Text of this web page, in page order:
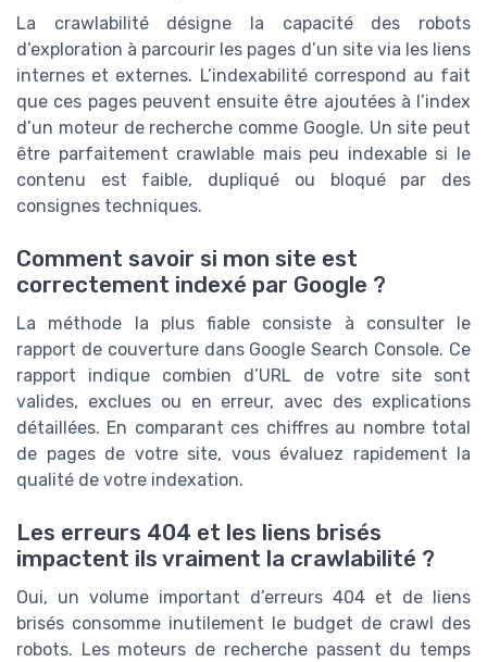
La crawlabilité désigne la capacité des robots
d’exploration à parcourir les pages d’un site via les liens
internes et externes. L’indexabilité correspond au fait
que ces pages peuvent ensuite être ajoutées à l’index
d’un moteur de recherche comme Google. Un site peut
être parfaitement crawlable mais peu indexable si le
contenu est faible, dupliqué ou bloqué par des
consignes techniques.
Comment savoir si mon site est
correctement indexé par Google ?
La méthode la plus fiable consiste à consulter le
rapport de couverture dans Google Search Console. Ce
rapport indique combien d’URL de votre site sont
valides, exclues ou en erreur, avec des explications
détaillées. En comparant ces chiffres au nombre total
de pages de votre site, vous évaluez rapidement la
qualité de votre indexation.
Les erreurs 404 et les liens brisés
impactent ils vraiment la crawlabilité ?
Oui, un volume important d’erreurs 404 et de liens
brisés consomme inutilement le budget de crawl des
robots. Les moteurs de recherche passent du temps